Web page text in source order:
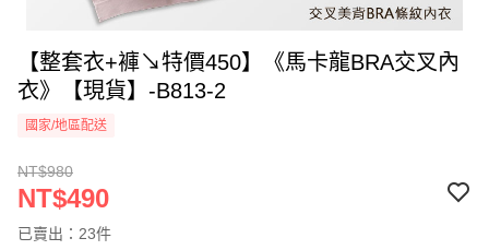
【整套衣+褲↘特價450】《馬卡龍BRA交叉內
衣》【現貨】-B813-2
國家/地區配送
NT$980
NT$490
已賣出：23件